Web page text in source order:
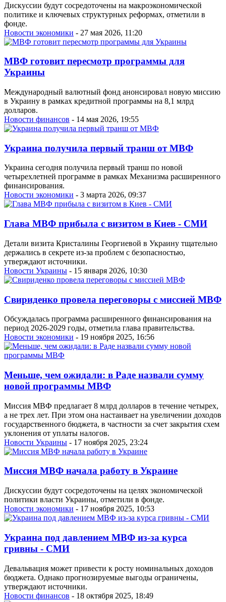
Дискуссии будут сосредоточены на макроэкономической
политике и ключевых структурных реформах, отметили в
фонде.
Новости экономики - 27 мая 2026, 11:20
МВФ готовит пересмотр программы для
Украины
Международный валютный фонд анонсировал новую миссию
в Украину в рамках кредитной программы на 8,1 млрд
долларов.
Новости финансов - 14 мая 2026, 19:55
Украина получила первый транш от МВФ
Украина сегодня получила первый транш по новой
четырехлетней программе в рамках Механизма расширенного
финансирования.
Новости экономики - 3 марта 2026, 09:37
Глава МВФ прибыла с визитом в Киев - СМИ
Детали визита Кристалины Георгиевой в Украину тщательно
держались в секрете из-за проблем с безопасностью,
утверждают источники.
Новости Украины - 15 января 2026, 10:30
Свириденко провела переговоры с миссией МВФ
Обсуждалась программа расширенного финансирования на
период 2026-2029 годы, отметила глава правительства.
Новости экономики - 19 ноября 2025, 16:56
Меньше, чем ожидали: в Раде назвали сумму
новой программы МВФ
Миссия МВФ предлагает 8 млрд долларов в течение четырех,
а не трех лет. При этом она настаивает на увеличении доходов
государственного бюджета, в частности за счет закрытия схем
уклонения от уплаты налогов.
Новости Украины - 17 ноября 2025, 23:24
Миссия МВФ начала работу в Украине
Дискуссии будут сосредоточены на целях экономической
политики власти Украины, отметили в фонде.
Новости экономики - 17 ноября 2025, 10:53
Украина под давлением МВФ из-за курса
гривны - СМИ
Девальвация может привести к росту номинальных доходов
бюджета. Однако прогнозируемые выгоды ограничены,
утверждают источники.
Новости финансов - 18 октября 2025, 18:49